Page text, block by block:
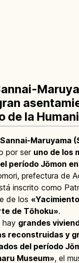
de la
Maruyama
por ser uno de los
período Jōmon
prefectura de
inscrito como
de los
de Tōhoku».
hay grandes
reconstruidas y
del período
Museum», el